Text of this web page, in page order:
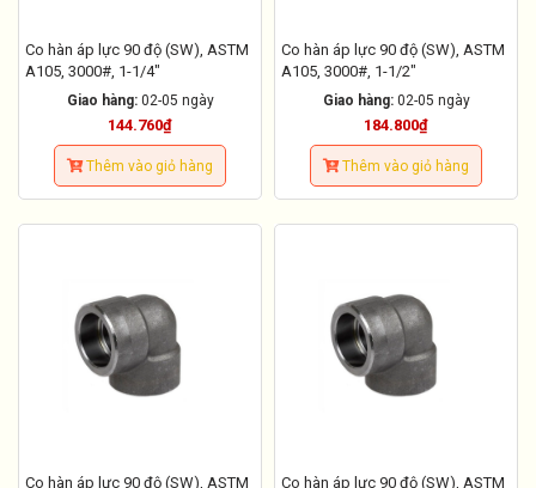
Co hàn áp lực 90 độ (SW), ASTM
A105, 3000#, 1-1/4"
Giao hàng: 02-05 ngày
144.760₫
Thêm vào giỏ hàng
Co hàn áp lực 90 độ (SW), ASTM
A105, 3000#, 1-1/2"
Giao hàng: 02-05 ngày
184.800₫
Thêm vào giỏ hàng
Co hàn áp lực 90 độ (SW), ASTM Co hàn áp lực 90 độ (SW), ASTM